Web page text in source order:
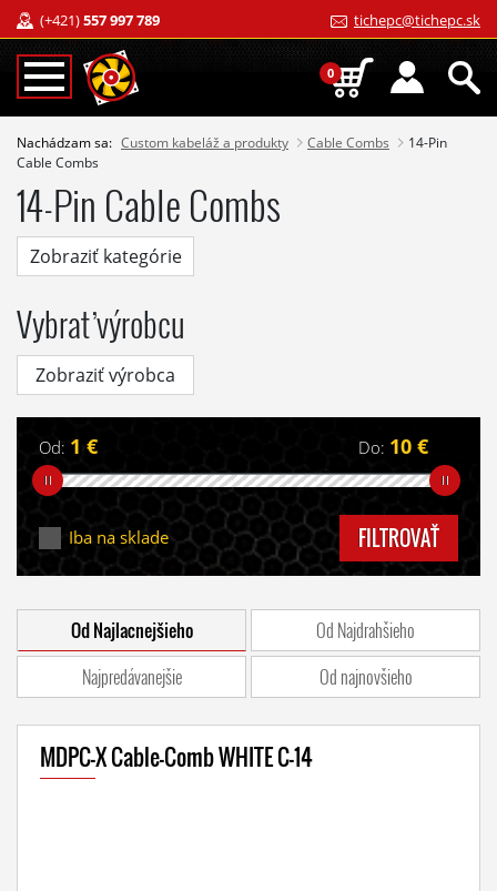
(+421)557 997 789 tichepc@tichepc.sk
0
Nachádzam sa: Custom kabeláž a produkty Cable Combs
14-Pin
Cable Combs
14-Pin Cable Combs
Zobraziť kategórie
Vybrať výrobcu
Zobraziť výrobca
Od: 1 € Do: 10 €
Iba na sklade FILTROVAŤ
Od Najlacnejšieho
Od Najdrahšieho
Najpredávanejšie
Od najnovšieho
MDPC-X Cable-Comb WHITE C-14